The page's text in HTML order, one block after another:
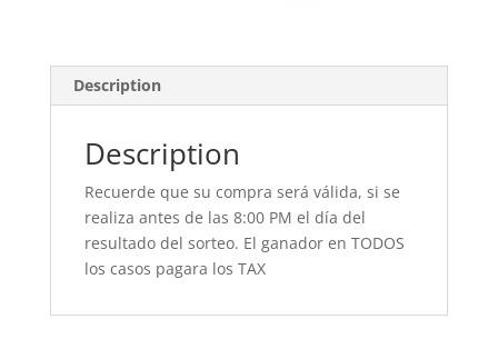
Description
Description
Recuerde que su compra será válida, si se
realiza antes de las 8:00 PM el día del
resultado del sorteo. El ganador en TODOS
los casos pagara los TAX